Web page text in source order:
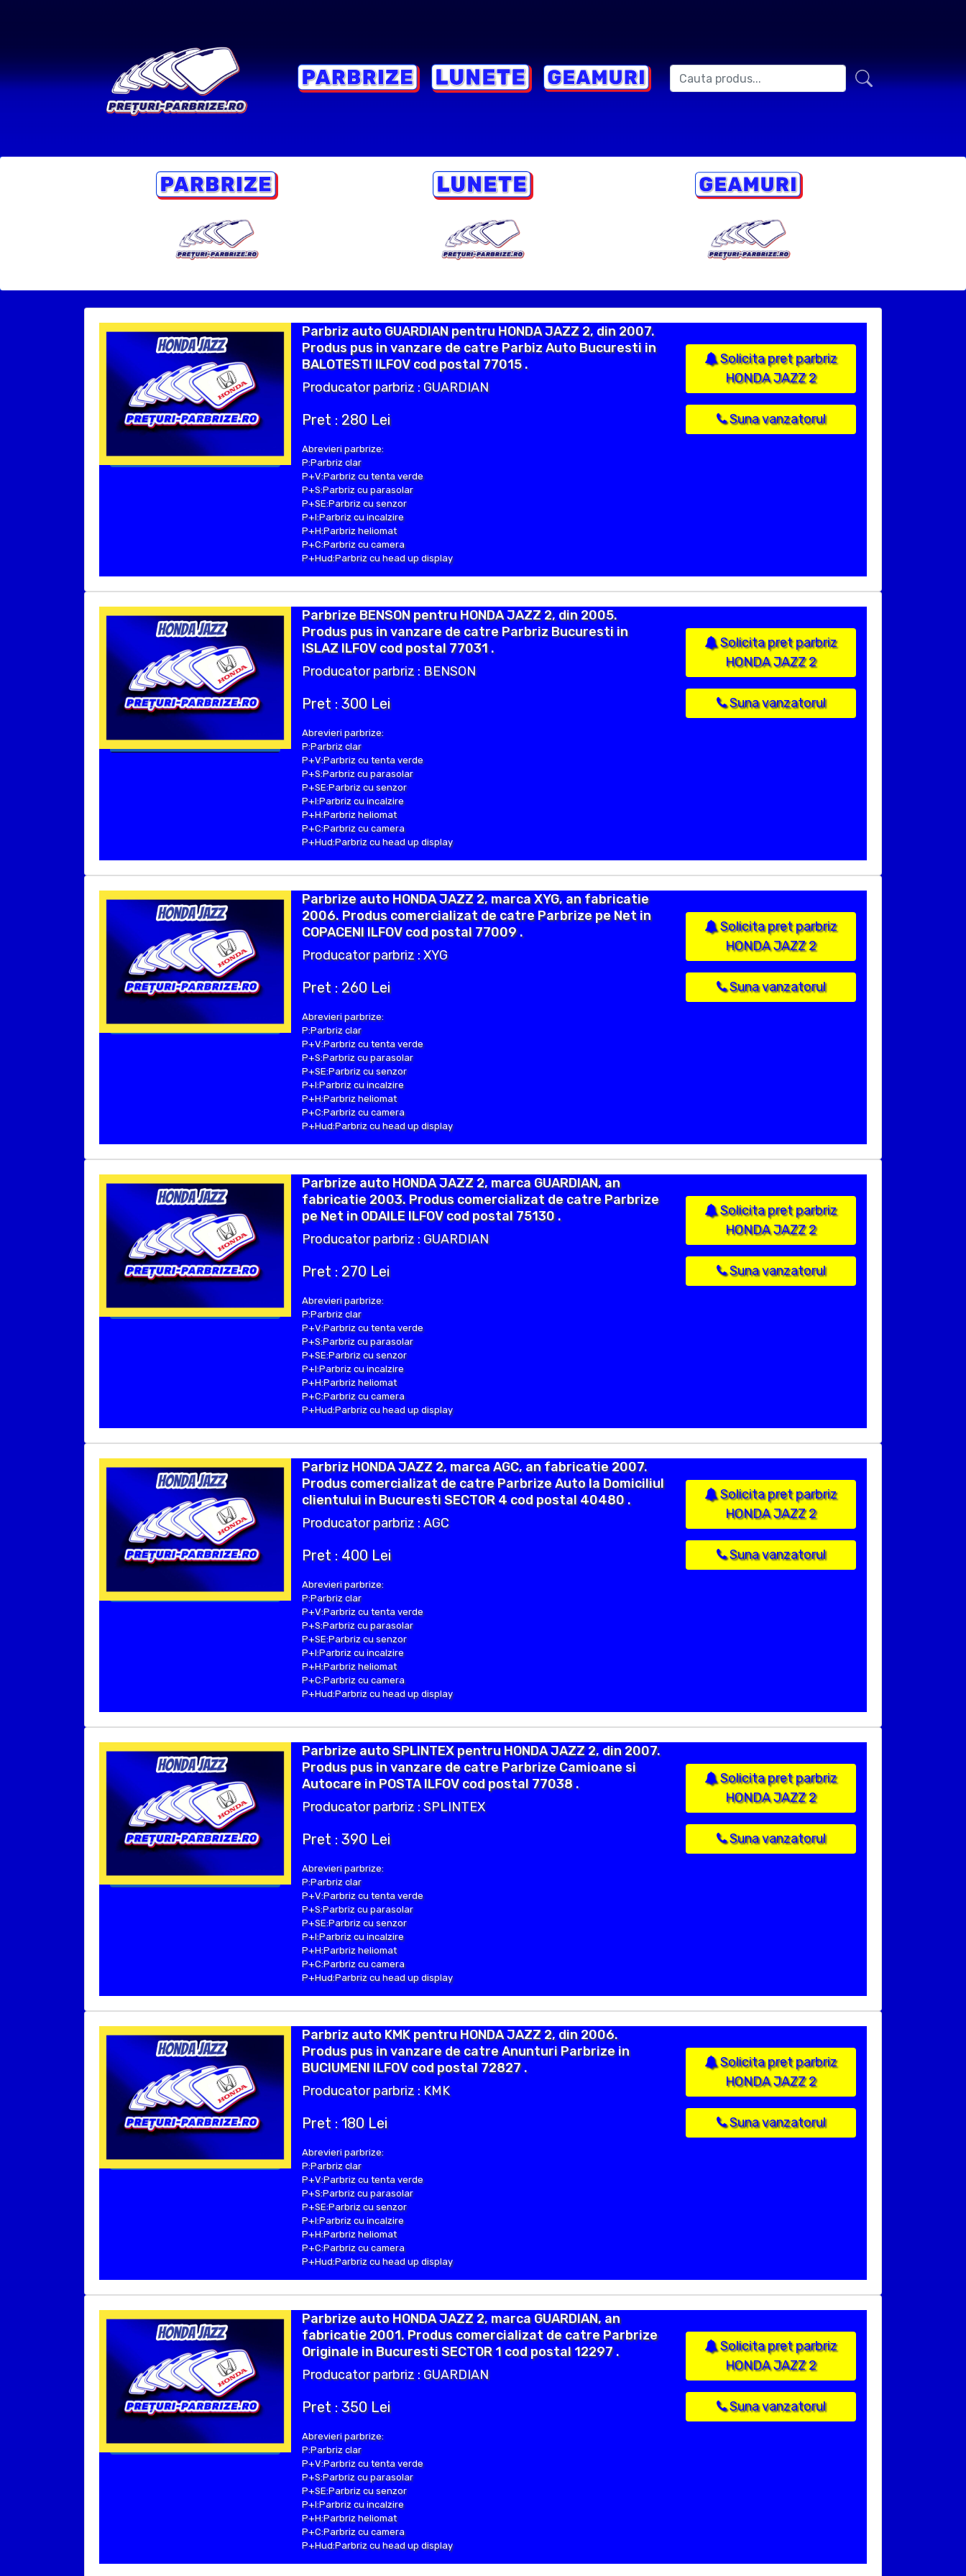
Parbriz auto GUARDIAN pentru HONDA JAZZ 2, din 2007.
Produs pus in vanzare de catre Parbiz Auto Bucuresti in
BALOTESTI ILFOV cod postal 77015 .
Producator parbriz : GUARDIAN
Pret : 280 Lei
Abrevieri parbrize:
P:Parbriz clar
P+V:Parbriz cu tenta verde
P+S:Parbriz cu parasolar
P+SE:Parbriz cu senzor
P+I:Parbriz cu incalzire
P+H:Parbriz heliomat
P+C:Parbriz cu camera
P+Hud:Parbriz cu head up display
Solicita pret parbriz
HONDA JAZZ 2
Suna vanzatorul
Parbrize BENSON pentru HONDA JAZZ 2, din 2005.
Produs pus in vanzare de catre Parbriz Bucuresti in
ISLAZ ILFOV cod postal 77031 .
Producator parbriz : BENSON
Pret : 300 Lei
Abrevieri parbrize:
P:Parbriz clar
P+V:Parbriz cu tenta verde
P+S:Parbriz cu parasolar
P+SE:Parbriz cu senzor
P+I:Parbriz cu incalzire
P+H:Parbriz heliomat
P+C:Parbriz cu camera
P+Hud:Parbriz cu head up display
Solicita pret parbriz
HONDA JAZZ 2
Suna vanzatorul
Parbrize auto HONDA JAZZ 2, marca XYG, an fabricatie
2006. Produs comercializat de catre Parbrize pe Net in
COPACENI ILFOV cod postal 77009 .
Producator parbriz : XYG
Pret : 260 Lei
Abrevieri parbrize:
P:Parbriz clar
P+V:Parbriz cu tenta verde
P+S:Parbriz cu parasolar
P+SE:Parbriz cu senzor
P+I:Parbriz cu incalzire
P+H:Parbriz heliomat
P+C:Parbriz cu camera
P+Hud:Parbriz cu head up display
Solicita pret parbriz
HONDA JAZZ 2
Suna vanzatorul
Parbrize auto HONDA JAZZ 2, marca GUARDIAN, an
fabricatie 2003. Produs comercializat de catre Parbrize
pe Net in ODAILE ILFOV cod postal 75130 .
Producator parbriz : GUARDIAN
Pret : 270 Lei
Abrevieri parbrize:
P:Parbriz clar
P+V:Parbriz cu tenta verde
P+S:Parbriz cu parasolar
P+SE:Parbriz cu senzor
P+I:Parbriz cu incalzire
P+H:Parbriz heliomat
P+C:Parbriz cu camera
P+Hud:Parbriz cu head up display
Solicita pret parbriz
HONDA JAZZ 2
Suna vanzatorul
Parbriz HONDA JAZZ 2, marca AGC, an fabricatie 2007.
Produs comercializat de catre Parbrize Auto la Domiciliul
clientului in Bucuresti SECTOR 4 cod postal 40480 .
Producator parbriz : AGC
Pret : 400 Lei
Abrevieri parbrize:
P:Parbriz clar
P+V:Parbriz cu tenta verde
P+S:Parbriz cu parasolar
P+SE:Parbriz cu senzor
P+I:Parbriz cu incalzire
P+H:Parbriz heliomat
P+C:Parbriz cu camera
P+Hud:Parbriz cu head up display
Solicita pret parbriz
HONDA JAZZ 2
Suna vanzatorul
Parbrize auto SPLINTEX pentru HONDA JAZZ 2, din 2007.
Produs pus in vanzare de catre Parbrize Camioane si
Autocare in POSTA ILFOV cod postal 77038 .
Producator parbriz : SPLINTEX
Pret : 390 Lei
Abrevieri parbrize:
P:Parbriz clar
P+V:Parbriz cu tenta verde
P+S:Parbriz cu parasolar
P+SE:Parbriz cu senzor
P+I:Parbriz cu incalzire
P+H:Parbriz heliomat
P+C:Parbriz cu camera
P+Hud:Parbriz cu head up display
Solicita pret parbriz
HONDA JAZZ 2
Suna vanzatorul
Parbriz auto KMK pentru HONDA JAZZ 2, din 2006.
Produs pus in vanzare de catre Anunturi Parbrize in
BUCIUMENI ILFOV cod postal 72827 .
Producator parbriz : KMK
Pret : 180 Lei
Abrevieri parbrize:
P:Parbriz clar
P+V:Parbriz cu tenta verde
P+S:Parbriz cu parasolar
P+SE:Parbriz cu senzor
P+I:Parbriz cu incalzire
P+H:Parbriz heliomat
P+C:Parbriz cu camera
P+Hud:Parbriz cu head up display
Solicita pret parbriz
HONDA JAZZ 2
Suna vanzatorul
Parbrize auto HONDA JAZZ 2, marca GUARDIAN, an
fabricatie 2001. Produs comercializat de catre Parbrize
Originale in Bucuresti SECTOR 1 cod postal 12297 .
Producator parbriz : GUARDIAN
Pret : 350 Lei
Abrevieri parbrize:
P:Parbriz clar
P+V:Parbriz cu tenta verde
P+S:Parbriz cu parasolar
P+SE:Parbriz cu senzor
P+I:Parbriz cu incalzire
P+H:Parbriz heliomat
P+C:Parbriz cu camera
P+Hud:Parbriz cu head up display
Solicita pret parbriz
HONDA JAZZ 2
Suna vanzatorul